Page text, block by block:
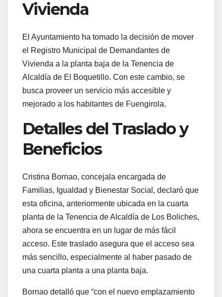
Vivienda
El Ayuntamiento ha tomado la decisión de mover
el Registro Municipal de Demandantes de
Vivienda a la planta baja de la Tenencia de
Alcaldía de El Boquetillo. Con este cambio, se
busca proveer un servicio más accesible y
mejorado a los habitantes de Fuengirola.
Detalles del Traslado y
Beneficios
Cristina Bornao, concejala encargada de
Familias, Igualdad y Bienestar Social, declaró que
esta oficina, anteriormente ubicada en la cuarta
planta de la Tenencia de Alcaldía de Los Boliches,
ahora se encuentra en un lugar de más fácil
acceso. Este traslado asegura que el acceso sea
más sencillo, especialmente al haber pasado de
una cuarta planta a una planta baja.
Bornao detalló que “con el nuevo emplazamiento